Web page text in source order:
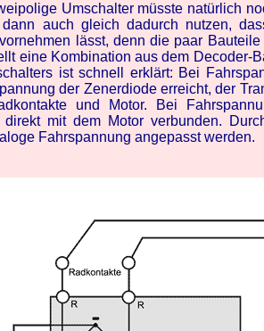
Umschalter müsste natürlich
dann auch gleich dadurch nutzen,
lässt, denn die paar
eine Kombination aus dem Decoder-
ist schnell erklärt: Bei
der Zenerdiode erreicht, der
und Motor. Bei
direkt mit dem Motor verbunden.
Fahrspannung angepasst werden.